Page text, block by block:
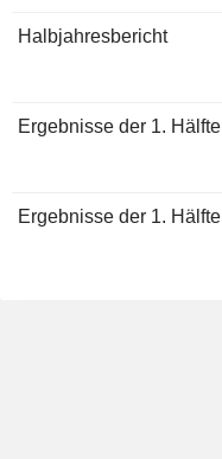
Halbjahresbericht
Ergebnisse der 1. Hälfte
Ergebnisse der 1. Hälfte